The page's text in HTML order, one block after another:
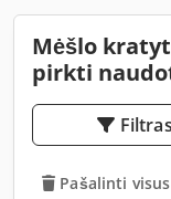
Mėšlo
pirkti
Filtras
Pašalinti